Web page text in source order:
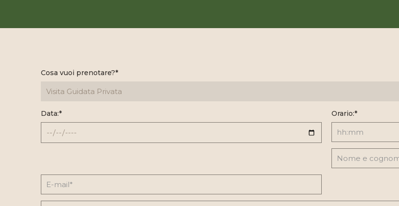
Cosa vuoi prenotare?*
Data:* Orario:*